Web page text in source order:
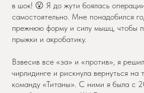
в шок! 😮 Я до жути боялась
самостоятельно. Мне понадобился
прежнюю форму и силу мышц, чтобы
прыжки и акробатику.
Взвесив все «за» и «против», я
чирлидинге и рискнула вернуться на
команду «Титаны». С ними я была с